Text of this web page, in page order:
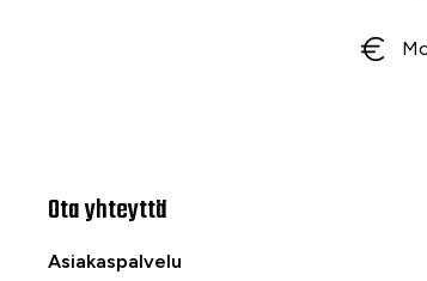
Ota yhteyttä
Asiakaspalvelu